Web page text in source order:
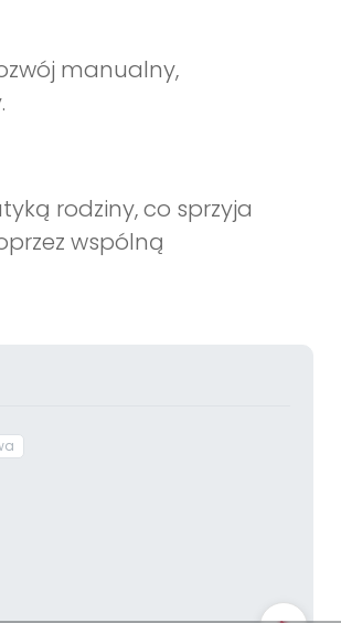
manualny,
rodziny, co sprzyja
wspólną